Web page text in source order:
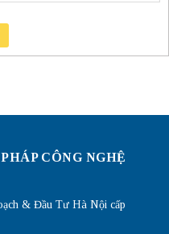
CÔNG NGHỆ
& Đầu Tư Hà Nội cấp